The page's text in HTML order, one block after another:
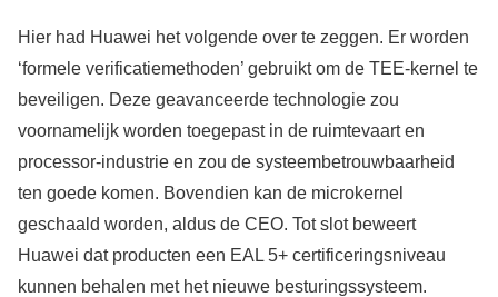
Hier had Huawei het volgende over te zeggen. Er worden
‘formele verificatiemethoden’ gebruikt om de TEE-kernel te
beveiligen. Deze geavanceerde technologie zou
voornamelijk worden toegepast in de ruimtevaart en
processor-industrie en zou de systeembetrouwbaarheid
ten goede komen. Bovendien kan de microkernel
geschaald worden, aldus de CEO. Tot slot beweert
Huawei dat producten een EAL 5+ certificeringsniveau
kunnen behalen met het nieuwe besturingssysteem.